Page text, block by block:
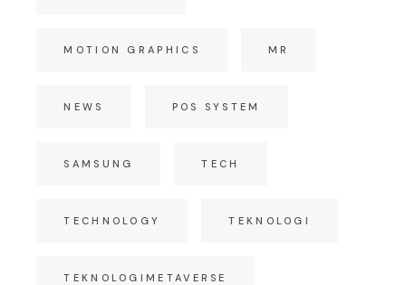
MOTION GRAPHICS MR
NEWS POS SYSTEM
SAMSUNG TECH
TECHNOLOGY TEKNOLOGI
TEKNOLOGIMETAVERSE